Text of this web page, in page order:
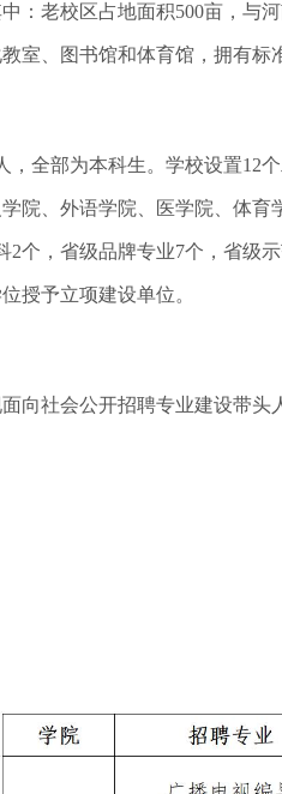
老校区占地面积500亩，与河
室、图书馆和体育馆，拥有标
部为本科生。学校设置12个
院、外语学院、医学院、体
2个，省级品牌专业7个，省级
授予立项建设单位。
社会公开招聘专业建设带头